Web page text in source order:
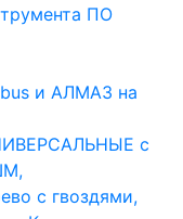
ПО
и АЛМАЗ на
с
с гвоздями,